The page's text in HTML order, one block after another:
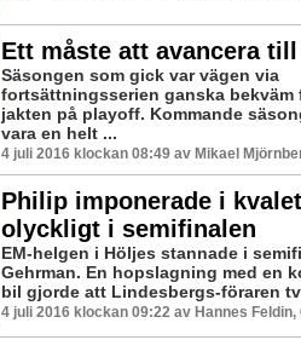
Ett måste att avancera
Säsongen som gick var vägen via
fortsättningsserien ganska
jakten på playoff. Kommande
vara en helt ...
4 juli 2016 klockan 08:49 av Mikael
Philip imponerade i
olyckligt i semifinalen
EM-helgen i Höljes stannade i
Gehrman. En hopslagning med en
bil gjorde att Lindesbergs-föraren
4 juli 2016 klockan 09:22 av Hannes Feldin,